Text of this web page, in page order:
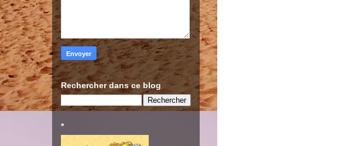
Rechercher dans ce blog
*